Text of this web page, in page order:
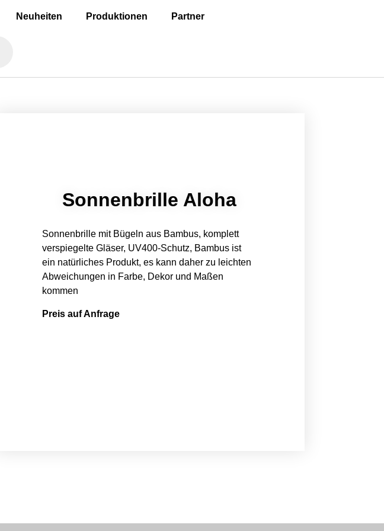
Neuheiten Produktionen Partner
Sonnenbrille Aloha
Sonnenbrille mit Bügeln aus Bambus, komplett
verspiegelte Gläser, UV400-Schutz, Bambus ist
ein natürliches Produkt, es kann daher zu leichten
Abweichungen in Farbe, Dekor und Maßen
kommen
Preis auf Anfrage